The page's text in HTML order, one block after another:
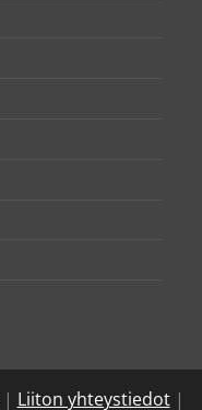
| Liiton yhteystiedot |